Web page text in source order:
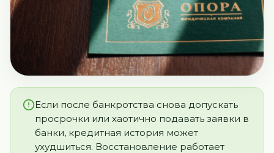
Если после банкротства снова допускать
просрочки или хаотично подавать заявки в
банки, кредитная история может
ухудшиться. Восстановление работает